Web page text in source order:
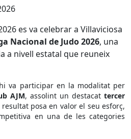
es va celebrar a Villaviciosa
Nacional de Judo 2026, una
a nivell estatal que reuneix
hi va participar en la modalitat per
AJM, assolint un destacat tercer
resultat posa en valor el seu esforç,
en una de les categories